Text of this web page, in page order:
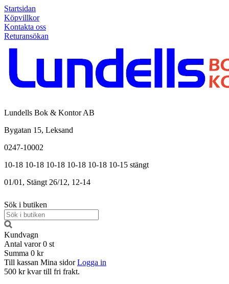
Startsidan
Köpvillkor
Kontakta oss
Returansökan
Lundells Bok & Kontor AB
Bygatan 15, Leksand
0247-10002
10-18 10-18 10-18 10-18 10-18 10-15 stängt
01/01, Stängt 26/12, 12-14
Sök i butiken
Kundvagn
Antal varor 0 st
Summa 0 kr
Till kassan Mina sidor Logga in
500 kr kvar till fri frakt.